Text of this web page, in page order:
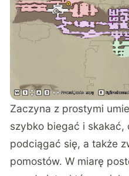
Zaczyna z prostymi
szybko biegać i
podciągać się, a także
pomostów. W miarę